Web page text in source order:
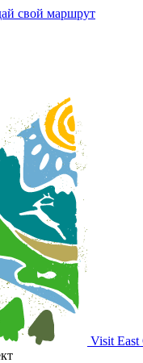
свой маршрут
Visit East